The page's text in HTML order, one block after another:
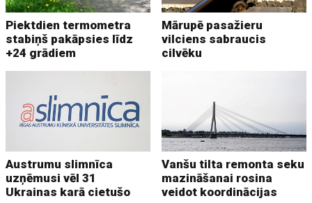
Piektdien termometra
stabiņš pakāpsies līdz
+24 grādiem
Mārupē pasažieru
vilciens sabraucis
cilvēku
Austrumu slimnīca
uzņēmusi vēl 31
Ukrainas karā cietušo
Vanšu tilta remonta seku
mazināšanai rosina
veidot koordinācijas